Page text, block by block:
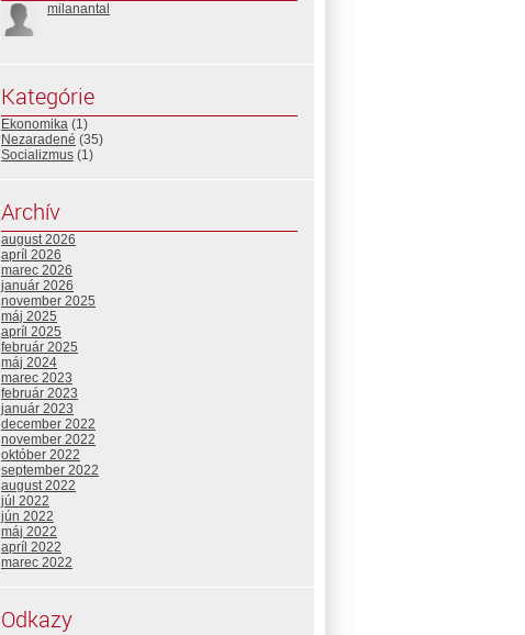
milanantal
Kategórie
Ekonomika (1)
Nezaradené (35)
Socializmus (1)
Archív
august 2026
apríl 2026
marec 2026
január 2026
november 2025
máj 2025
apríl 2025
február 2025
máj 2024
marec 2023
február 2023
január 2023
december 2022
november 2022
október 2022
september 2022
august 2022
júl 2022
jún 2022
máj 2022
apríl 2022
marec 2022
Odkazy